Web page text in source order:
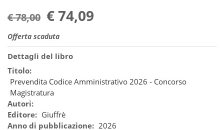
€ 78,00 € 74,09
Offerta scaduta
Dettagli del libro
Titolo:
Prevendita Codice Amministrativo 2026 - Concorso
Magistratura
Autori:
Editore: Giuffrè
Anno di pubblicazione: 2026